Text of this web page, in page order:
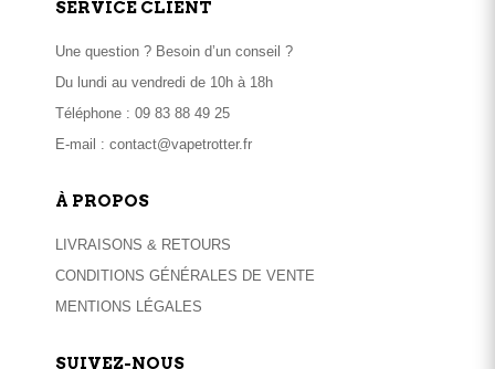
SERVICE CLIENT
Une question ? Besoin d’un conseil ?
Du lundi au vendredi de 10h à 18h
Téléphone : 09 83 88 49 25
E-mail : contact@vapetrotter.fr
À PROPOS
LIVRAISONS & RETOURS
CONDITIONS GÉNÉRALES DE VENTE
MENTIONS LÉGALES
SUIVEZ-NOUS